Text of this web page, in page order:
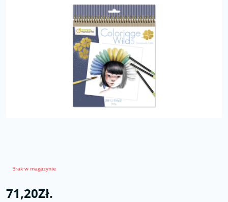
Brak w magazynie
71,20Zł.